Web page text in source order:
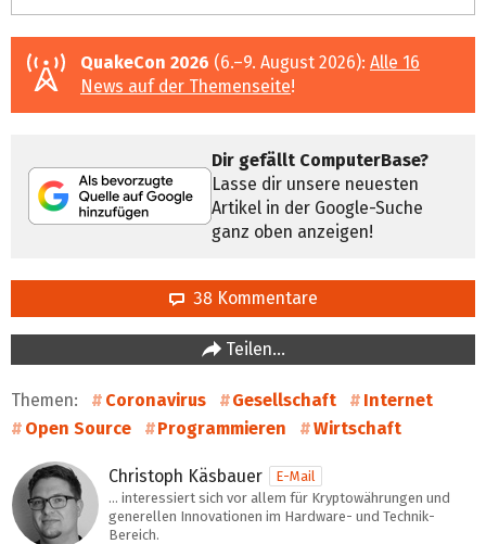
QuakeCon 2026 (6.–9. August 2026): Alle 16
News auf der Themenseite!
Dir gefällt ComputerBase?
Lasse dir unsere neuesten
Artikel in der Google-Suche
ganz oben anzeigen!
38 Kommentare
Teilen…
Themen: Coronavirus Gesellschaft
Internet
Open Source
Programmieren Wirtschaft
Christoph Käsbauer
E-Mail
… interessiert sich vor allem für Kryptowährungen und
generellen Innovationen im Hardware- und Technik-
Bereich.